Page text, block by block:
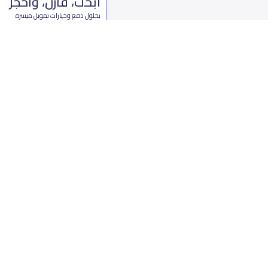
بحلول دفع وخيارات تمويل ميسرة